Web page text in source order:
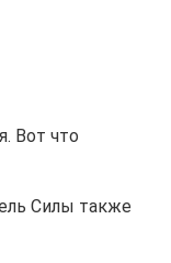
Вот что
Силы также